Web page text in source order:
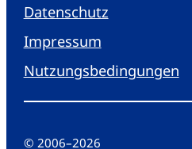
Datenschutz
Impressum
Nutzungsbedingungen
© 2006–2026